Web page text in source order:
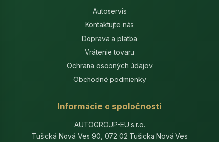
Autoservis
Kontaktujte nás
Doprava a platba
Vrátenie tovaru
Ochrana osobných údajov
Obchodné podmienky
Informácie o spoločnosti
AUTOGROUP-EU s.r.o.
Tušická Nová Ves 90, 072 02 Tušická Nová Ves